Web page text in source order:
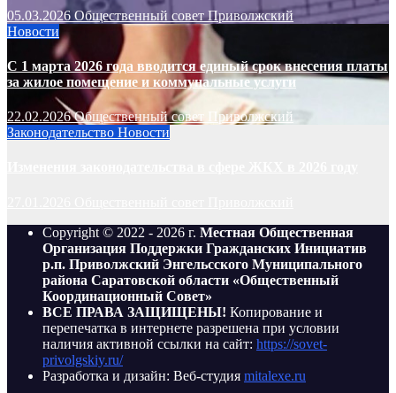
05.03.2026 Общественный совет Приволжский
Новости
С 1 марта 2026 года вводится единый срок внесения платы
за жилое помещение и коммунальные услуги
22.02.2026Общественный совет Приволжский
Законодательство Новости
Copyright © 2022 - 2026 г. Местная Общественная
Организация Поддержки Гражданских Инициатив
р.п. Приволжский Энгельсского Муниципального
района Саратовской области «Общественный
Координационный Совет»
ВСЕ ПРАВА ЗАЩИЩЕНЫ! Копирование и
перепечатка в интернете разрешена при условии
наличия активной ссылки на сайт: https://sovet-
privolgskiy.ru/
Разработка и дизайн: Веб-студия mitalexe.ru